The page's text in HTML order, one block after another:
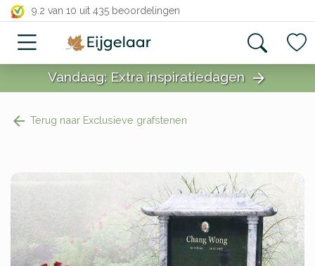
9.2 van 10 uit 435 beoordelingen
close
Vandaag: Extra inspiratiedagen arrow_forward
Terug naar Exclusieve grafstenen